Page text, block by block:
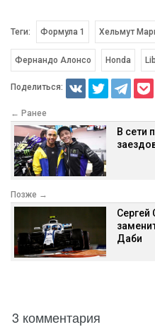
Теги: Формула 1 Хельмут
Фернандо Алонсо Honda
Поделиться:
← Ранее
В сети
Позже →
Сергей
Даби
3 комментария